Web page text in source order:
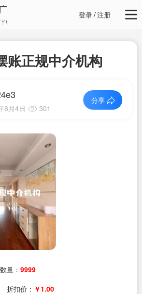
登录/注册
账正规中介机构
6月4日 301
分享
数量： 9999
折扣价： ￥1.00